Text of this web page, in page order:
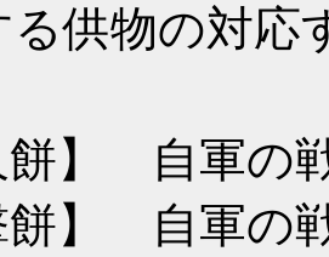
る供物の対応
餅】 自軍の
餅】 自軍の